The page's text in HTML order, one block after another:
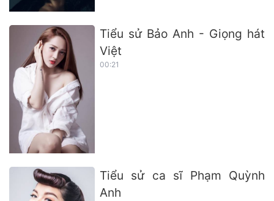
Tiểu sử Bảo Anh - Giọng hát
Việt
00:21
Tiểu sử ca sĩ Phạm Quỳnh
Anh